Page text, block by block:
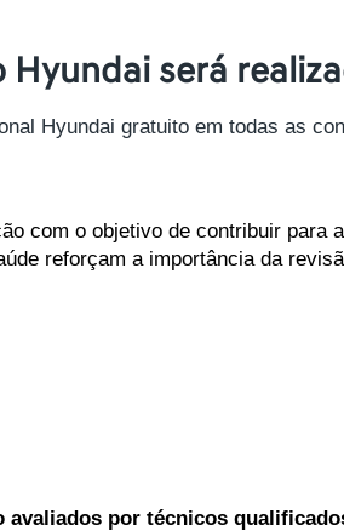
será
Hyundai gratuito em todas as
com o objetivo de contribuir
reforçam a importância da
avaliados por técnicos